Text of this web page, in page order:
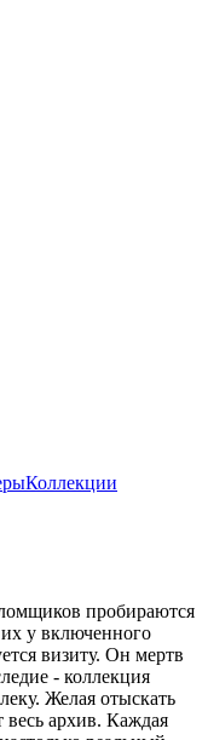
Коллекции
пробираются
у включенного
визиту. Он мертв
- коллекция
Желая отыскать
архив. Каждая